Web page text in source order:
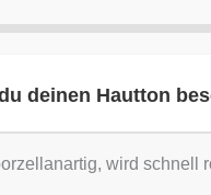
deinen Hautton
wird schnell